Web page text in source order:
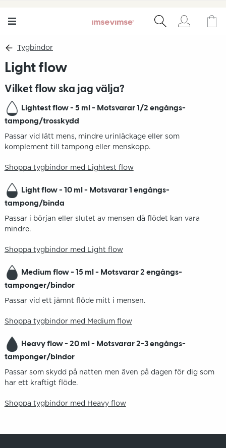
Tygbindor
Light flow
Vilket flow ska jag välja?
Lightest flow - 5 ml - Motsvarar 1/2 engångs-
tampong/trosskydd
Passar vid lätt mens, mindre urinläckage eller som
komplement till tampong eller menskopp.
Shoppa tygbindor med Lightest flow
Light flow - 10 ml - Motsvarar 1 engångs-
tampong/binda
Passar i början eller slutet av mensen då flödet kan vara
mindre.
Shoppa tygbindor med Light flow
Medium flow - 15 ml - Motsvarar 2 engångs-
tamponger/bindor
Passar vid ett jämnt flöde mitt i mensen.
Shoppa tygbindor med Medium flow
Heavy flow - 20 ml - Motsvarar 2-3 engångs-
tamponger/bindor
Passar som skydd på natten men även på dagen för dig som
har ett kraftigt flöde.
Shoppa tygbindor med Heavy flow